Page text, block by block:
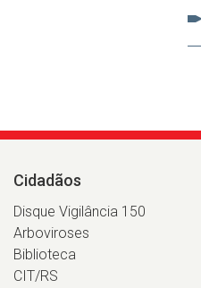
Cidadãos
Disque Vigilância 150
Arboviroses
Biblioteca
CIT/RS